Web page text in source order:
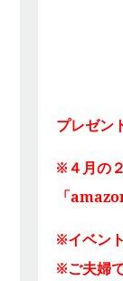
プレゼン
※４月の
「
※イベン
※ご夫婦